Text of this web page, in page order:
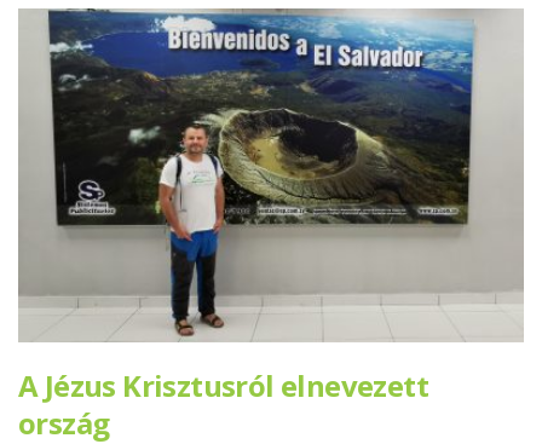
A Jézus Krisztusról elnevezett
ország